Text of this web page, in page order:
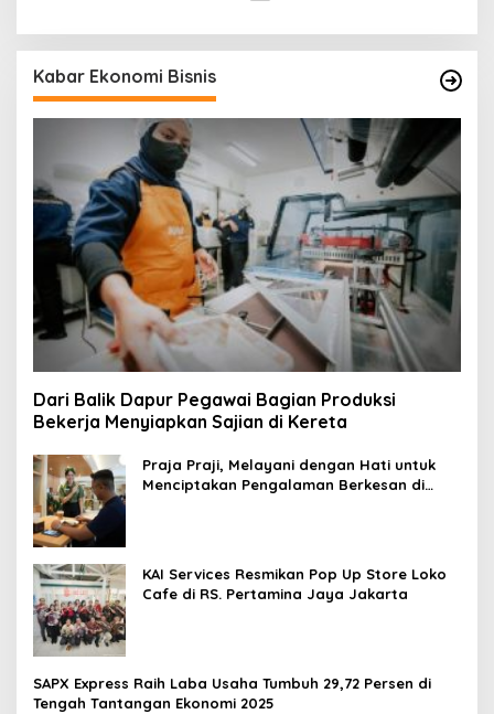
Kabar Ekonomi Bisnis
Dari Balik Dapur Pegawai Bagian Produksi
Bekerja Menyiapkan Sajian di Kereta
Praja Praji, Melayani dengan Hati untuk
Menciptakan Pengalaman Berkesan di
KAI Services Resmikan Pop Up Store Loko
Cafe di RS. Pertamina Jaya Jakarta
SAPX Express Raih Laba Usaha Tumbuh 29,72 Persen di
Tengah Tantangan Ekonomi 2025